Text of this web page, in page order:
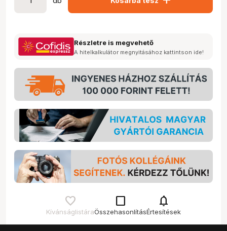
Részletre is megvehető
A hitelkalkulátor megnyitásához kattintson ide!
Kívánságlistára
check_box_outline_blank
Összehasonlítás
notifications
Értesítések